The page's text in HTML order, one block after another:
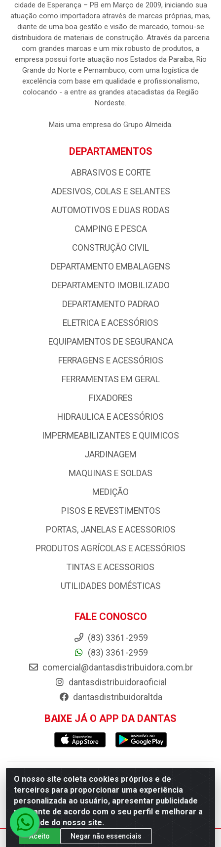
O nosso site coleta cookies próprios e de
terceiros para proporcionar uma experiência
personalizada ao usuário, apresentar publicidade
relevante de acordo com o seu perfil e melhorar a
qualidade do nosso site.
Aceito Negar não essenciais
cidade de Esperança – PB em Março de 2009, iniciando sua
atuação como importadora através de marcas próprias, mas,
diante de uma boa gestão e visão de marcado, tornou-se
distribuidora de materiais de construção. Através da parceria
com grandes marcas e um mix robusto de produtos, a
empresa possui forte atuação nos Estados da Paraíba, Rio
Grande do Norte e Pernambuco, com uma logística de
excelência com base em qualidade e profissionalismo,
colocando - a entre as grandes atacadistas da Região
Nordeste.
Mais uma empresa do Grupo Almeida.
DEPARTAMENTOS
ABRASIVOS E CORTE
ADESIVOS, COLAS E SELANTES
AUTOMOTIVOS E DUAS RODAS
CAMPING E PESCA
CONSTRUÇÃO CIVIL
DEPARTAMENTO EMBALAGENS
DEPARTAMENTO IMOBILIZADO
DEPARTAMENTO PADRAO
ELETRICA E ACESSÓRIOS
EQUIPAMENTOS DE SEGURANCA
FERRAGENS E ACESSÓRIOS
FERRAMENTAS EM GERAL
FIXADORES
HIDRAULICA E ACESSÓRIOS
IMPERMEABILIZANTES E QUIMICOS
JARDINAGEM
MAQUINAS E SOLDAS
MEDIÇÃO
PISOS E REVESTIMENTOS
PORTAS, JANELAS E ACESSORIOS
PRODUTOS AGRÍCOLAS E ACESSÓRIOS
TINTAS E ACESSORIOS
UTILIDADES DOMÉSTICAS
FALE CONOSCO
(83) 3361-2959
(83) 3361-2959
comercial@dantasdistribuidora.com.br
dantasdistribuidoraoficial
dantasdistribuidoraltda
BAIXE JÁ O APP DA DANTAS
Dantas Distribuidora - Rua Sebastião Araújo, 404 -
Centro, Esperança/PB - CEP 58.135-000 - CNPJ
09.046.825/0001-11